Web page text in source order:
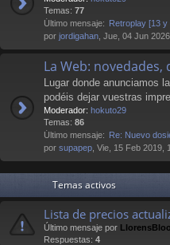
Temas: 77
Último mensaje: Retroplay [13
por jordigahan , Jue, 04 Jun
La Web: novedades,
Lugar donde anunciamos
podéis dejar vuestras
Moderador: hokuto29
Temas: 86
Último mensaje: Re: Nuevo
por supapep , Vie, 15 Feb 2019,
Temas activos
Lista de precios
Último mensaje por
Respuestas: 4